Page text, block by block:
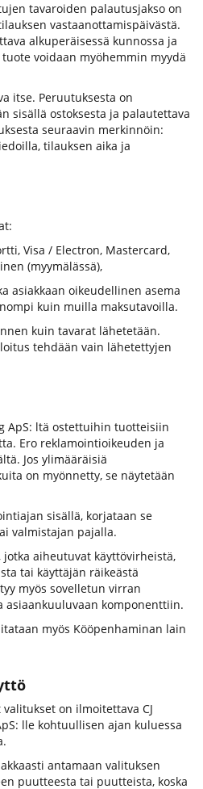
tavaroiden palautusjakso on
vastaanottamispäivästä.
alkuperäisessä kunnossa ja
voidaan myöhemmin myydä
itse. Peruutuksesta on
sisällä ostoksesta ja palautettava
seuraavin merkinnöin:
tilauksen aika ja
Visa / Electron, Mastercard,
(myymälässä),
asiakkaan oikeudellinen asema
kuin muilla maksutavoilla.
kuin tavarat lähetetään.
tehdään vain lähetettyjen
ApS: ltä ostettuihin tuotteisiin
Ero reklamointioikeuden ja
Jos ylimääräisiä
on myönnetty, se näytetään
sisällä, korjataan se
valmistajan pajalla.
aiheutuvat käyttövirheistä,
tai käyttäjän räikeästä
myös sovelletun virran
komponenttiin.
myös Kööpenhaminan lain
on ilmoitettava CJ
lle kohtuullisen ajan kuluessa
antamaan valituksen
puutteesta tai puutteista, koska